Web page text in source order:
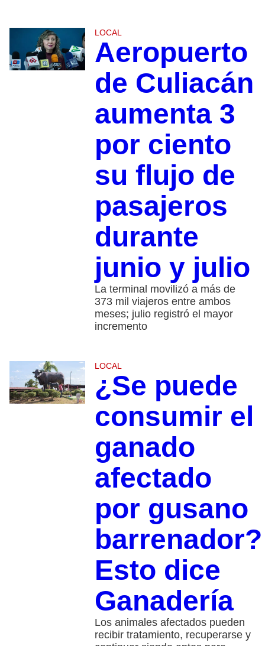
LOCAL
Aeropuerto
de Culiacán
aumenta 3
por ciento
su flujo de
pasajeros
durante
junio y julio
La terminal movilizó a más de
373 mil viajeros entre ambos
meses; julio registró el mayor
incremento
LOCAL
¿Se puede
consumir el
ganado
afectado
por gusano
barrenador?
Esto dice
Ganadería
Los animales afectados pueden
recibir tratamiento, recuperarse y